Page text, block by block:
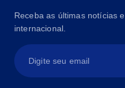
Receba as últimas notícias
internacional.